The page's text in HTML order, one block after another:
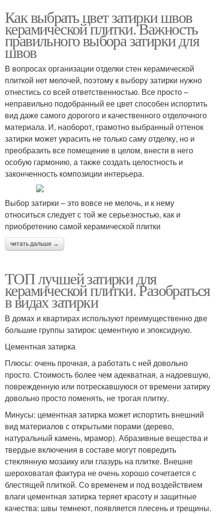
Как выбрать цвет затирки швов
керамической плитки. Важность
правильного выбора затирки для
швов
В вопросах организации отделки стен керамической
плиткой нет мелочей, поэтому к выбору затирки нужно
отнестись со всей ответственностью. Все просто –
неправильно подобранный ее цвет способен испортить
вид даже самого дорогого и качественного отделочного
материала. И, наоборот, грамотно выбранный оттенок
затирки может украсить не только саму отделку, но и
преобразить все помещение в целом, внести в него
особую гармонию, а также создать целостность и
законченность композиции интерьера.
Выбор затирки – это вовсе не мелочь, и к нему
относиться следует с той же серьезностью, как и
приобретению самой керамической плитки
читать дальше →
ТОП лучшей затирки для
керамической плитки. Разобраться
в видах затирки
В домах и квартирах используют преимущественно две
большие группы затирок: цементную и эпоксидную.
Цементная затирка
Плюсы: очень прочная, а работать с ней довольно
просто. Стоимость более чем адекватная, а надоевшую,
поврежденную или потрескавшуюся от времени затирку
довольно просто поменять, не трогая плитку.
Минусы: цементная затирка может испортить внешний
вид материалов с открытыми порами (дерево,
натуральный камень, мрамор). Абразивные вещества и
твердые включения в составе могут повредить
стеклянную мозаику или глазурь на плитке. Внешне
шероховатая фактура не очень хорошо сочетается с
блестящей плиткой. Со временем и под воздействием
влаги цементная затирка теряет красоту и защитные
качества: швы темнеют, появляется плесень и трещины.